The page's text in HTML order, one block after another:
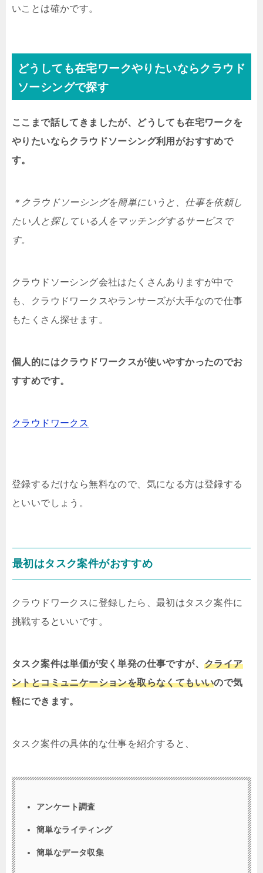
いことは確かです。
どうしても在宅ワークやりたいならクラウド
ソーシングで探す
ここまで話してきましたが、どうしても在宅ワークを
やりたいならクラウドソーシング利用がおすすめで
す。
＊クラウドソーシングを簡単にいうと、仕事を依頼し
たい人と探している人をマッチングするサービスで
す。
クラウドソーシング会社はたくさんありますが中で
も、クラウドワークスやランサーズが大手なので仕事
もたくさん探せます。
個人的にはクラウドワークスが使いやすかったのでお
すすめです。
クラウドワークス
登録するだけなら無料なので、気になる方は登録する
といいでしょう。
最初はタスク案件がおすすめ
クラウドワークスに登録したら、最初はタスク案件に
挑戦するといいです。
タスク案件は単価が安く単発の仕事ですが、 クライア
ントとコミュニケーションを取らなくてもいいので気
軽にできます。
タスク案件の具体的な仕事を紹介すると、
アンケート調査
簡単なライティング
簡単なデータ収集